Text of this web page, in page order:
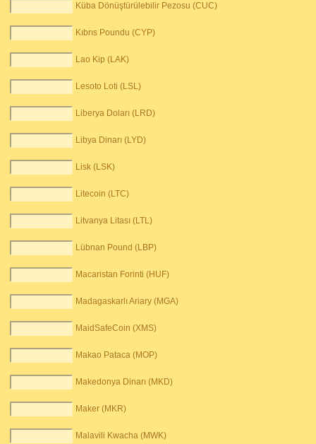
Küba Dönüştürülebilir Pezosu (CUC)
Kıbrıs Poundu (CYP)
Lao Kip (LAK)
Lesoto Loti (LSL)
Liberya Doları (LRD)
Libya Dinarı (LYD)
Lisk (LSK)
Litecoin (LTC)
Litvanya Litası (LTL)
Lübnan Pound (LBP)
Macaristan Forinti (HUF)
Madagaskarlı Ariary (MGA)
MaidSafeCoin (XMS)
Makao Pataca (MOP)
Makedonya Dinarı (MKD)
Maker (MKR)
Malavili Kwacha (MWK)